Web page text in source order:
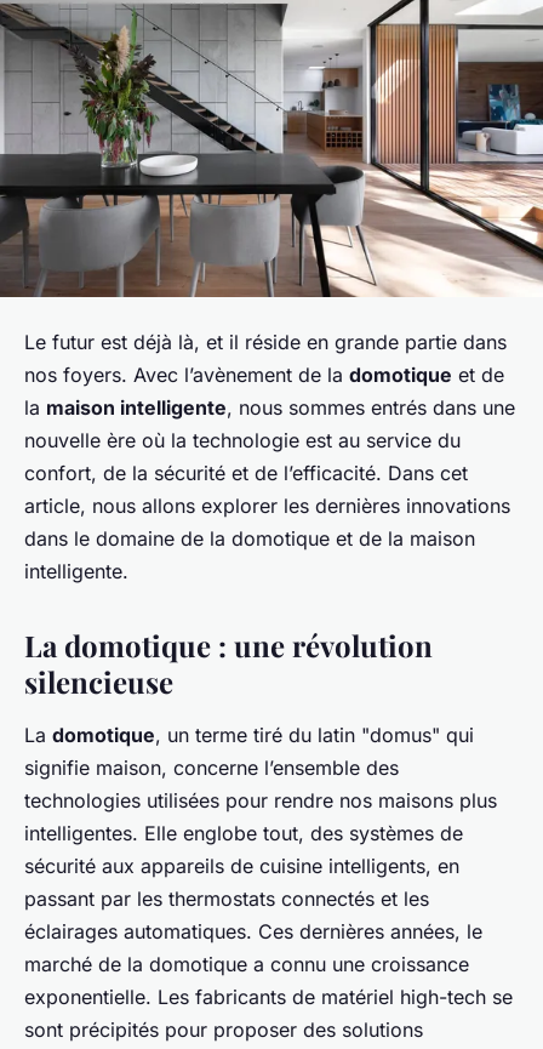
Le futur est déjà là, et il réside en grande partie dans
nos foyers. Avec l’avènement de la domotique et de
la maison intelligente, nous sommes entrés dans une
nouvelle ère où la technologie est au service du
confort, de la sécurité et de l’efficacité. Dans cet
article, nous allons explorer les dernières innovations
dans le domaine de la domotique et de la maison
intelligente.
La domotique : une révolution
silencieuse
La domotique, un terme tiré du latin "domus" qui
signifie maison, concerne l’ensemble des
technologies utilisées pour rendre nos maisons plus
intelligentes. Elle englobe tout, des systèmes de
sécurité aux appareils de cuisine intelligents, en
passant par les thermostats connectés et les
éclairages automatiques. Ces dernières années, le
marché de la domotique a connu une croissance
exponentielle. Les fabricants de matériel high-tech se
sont précipités pour proposer des solutions